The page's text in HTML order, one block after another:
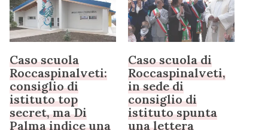
Caso scuola
Roccaspinalveti:
consiglio di
istituto top
secret, ma Di
Palma indice una
Caso scuola di
Roccaspinalveti,
in sede di
consiglio di
istituto spunta
una lettera